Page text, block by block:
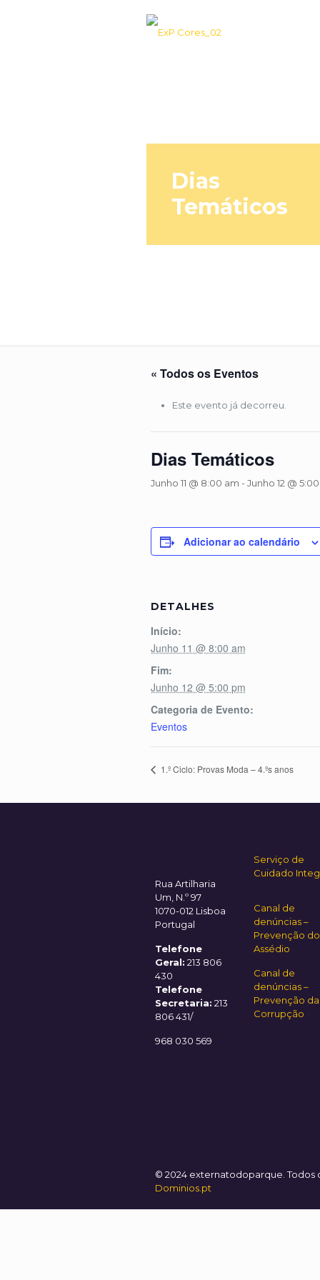
Dias
Temáticos
« Todos os Eventos
Este evento já decorreu.
Dias Temáticos
Junho 11 @ 8:00 am -Junho 12 @
Adicionar ao calendário
DETALHES
Início:
Junho 11 @ 8:00 am
Fim:
Junho 12 @ 5:00 pm
Categoria de Evento:
Eventos
1.º Ciclo: Provas Moda – 4.ºs anos
Rua Artilharia
Um, N.º 97
1070-012 Lisboa
Portugal
Telefone
Geral: 213 806
430
Telefone
Secretaria: 213
806 431/
968 030 569
Serviço de
Cuidado
Canal de
denúncias –
Prevenção do
Assédio
Canal de
denúncias –
Prevenção da
Corrupção
© 2024 externatodoparque. Todos
Dominios.pt